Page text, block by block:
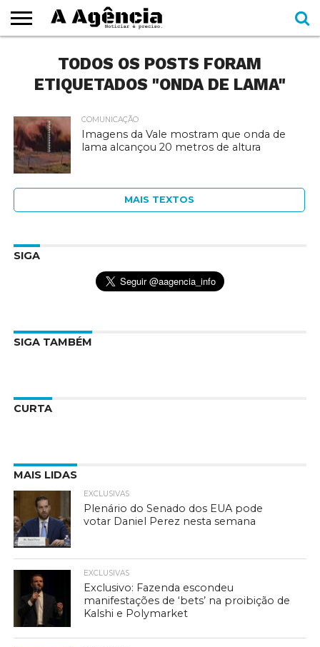
CADERNOS
SEÇÕES
ESPECIAIS
COMO
AJUDAR
CONTATOTODOS OS POSTS FORAM
ETIQUETADOS "ONDA DE LAMA"
COMUNICAÇÃO
Imagens da Vale mostram que onda de
lama alcançou 20 metros de altura
MAIS TEXTOS
SIGA
SIGA TAMBÉM
CURTA
MAIS LIDAS
EXCLUSIVAS
Plenário do Senado dos EUA pode
votar Daniel Perez nesta semana
EXCLUSIVAS
Exclusivo: Fazenda escondeu
manifestações de ‘bets’ na proibição de
Kalshi e Polymarket